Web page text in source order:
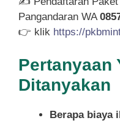
Pangandaran WA
👉 klik https://
Pertanyaan
Ditanyakan
Berapa biaya